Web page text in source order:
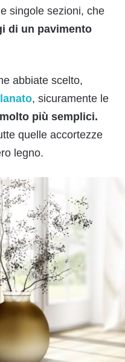
singole sezioni, che
di un pavimento
abbiate scelto,
, sicuramente le
più semplici.
quelle accortezze
legno.